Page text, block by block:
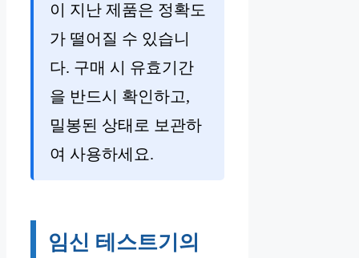
이 지난 제품은 정확도
가 떨어질 수 있습니
다. 구매 시 유효기간
을 반드시 확인하고,
밀봉된 상태로 보관하
여 사용하세요.
임신 테스트기의